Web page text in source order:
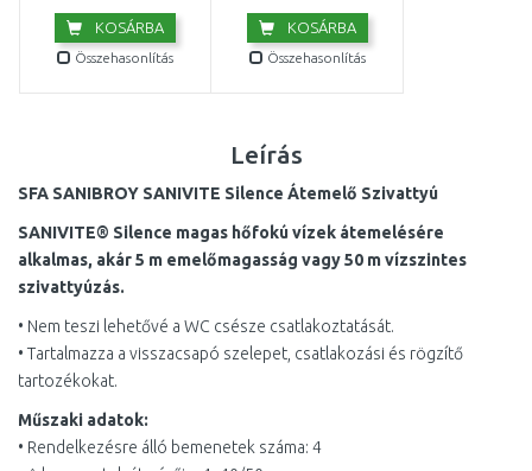
KOSÁRBA
Összehasonlítás
KOSÁRBA
Összehasonlítás
Leírás
SFA SANIBROY SANIVITE Silence Átemelő Szivattyú
SANIVITE® Silence magas hőfokú vízek átemelésére
alkalmas, akár 5 m emelőmagasság vagy 50 m vízszintes
szivattyúzás.
• Nem teszi lehetővé a WC csésze csatlakoztatását.
• Tartalmazza a visszacsapó szelepet, csatlakozási és rögzítő
tartozékokat.
Műszaki adatok:
• Rendelkezésre álló bemenetek száma: 4